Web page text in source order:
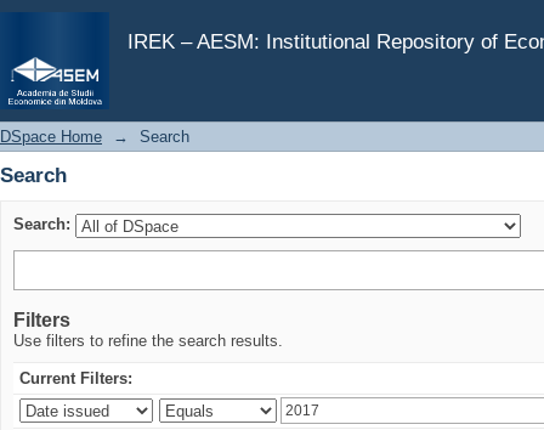
IREK – AESM: Institutional Repository of
Search
DSpace Home → Search
Search
Search:
Filters
Use filters to refine the search results.
Current Filters: